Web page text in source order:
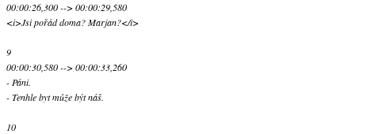
00:00:26,300 --> 00:00:29,580
<i>Jsi pořád doma? Marjan?</i>
9
00:00:30,580 --> 00:00:33,260
- Páni.
- Tenhle byt může být náš.
10